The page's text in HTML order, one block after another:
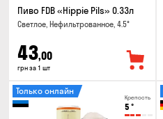
Пиво FDB «Hippie Pils» 0.33л
Светлое, Нефильтрованное, 4.5°
43,00
грн за 1 шт
Крепость
5 °
Только онлайн